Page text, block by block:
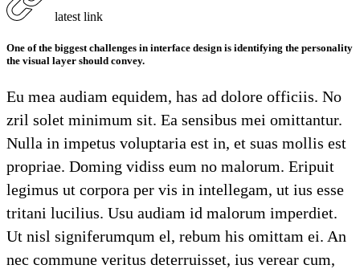
latest link
One of the biggest challenges in interface design is identifying the personality
the visual layer should convey.
Eu mea audiam equidem, has ad dolore officiis. No
zril solet minimum sit. Ea sensibus mei omittantur.
Nulla in impetus voluptaria est in, et suas mollis est
propriae. Doming vidiss eum no malorum. Eripuit
legimus ut corpora per vis in intellegam, ut ius esse
tritani lucilius. Usu audiam id malorum imperdiet.
Ut nisl signiferumqum el, rebum his omittam ei. An
nec commune veritus deterruisset, ius verear cum,